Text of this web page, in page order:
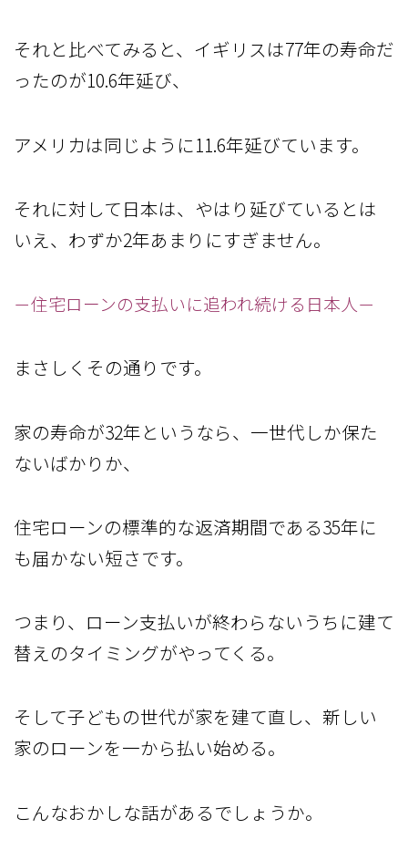
それと比べてみると、イギリスは77年の寿命だ
ったのが10.6年延び、
アメリカは同じように11.6年延びています。
それに対して日本は、やはり延びているとは
いえ、わずか2年あまりにすぎません。
－住宅ローンの支払いに追われ続ける日本人－
まさしくその通りです。
家の寿命が32年というなら、一世代しか保た
ないばかりか、
住宅ローンの標準的な返済期間である35年に
も届かない短さです。
つまり、ローン支払いが終わらないうちに建て
替えのタイミングがやってくる。
そして子どもの世代が家を建て直し、新しい
家のローンを一から払い始める。
こんなおかしな話があるでしょうか。